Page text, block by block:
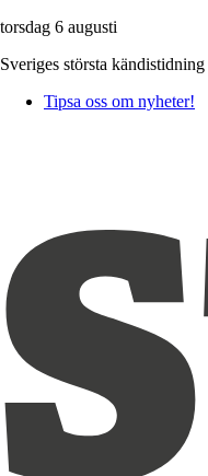
torsdag 6 augusti
Sveriges största
Tipsa oss om nyheter!